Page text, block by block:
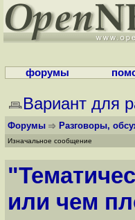
форумы
Вариант для
Форумы Разговоры,
Изначальное сообщение
или чем